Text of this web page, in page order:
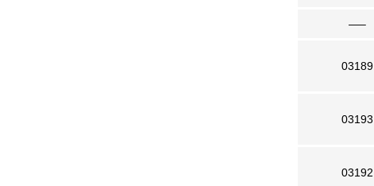
—–
03189
03193
03192